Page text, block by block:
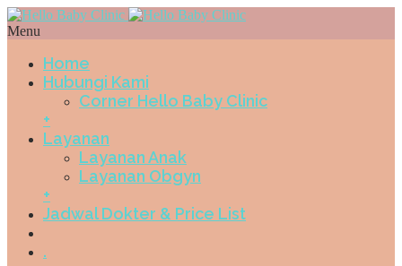
Menu
Home
Hubungi Kami
Corner Hello Baby Clinic
+
Layanan
Layanan Anak
Layanan Obgyn
+
Jadwal Dokter & Price List
.